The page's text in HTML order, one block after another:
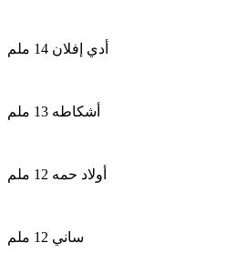
أدي إفلان 14 ملم
أشكاطه 13 ملم
أولاد حمه 12 ملم
ساني 12 ملم